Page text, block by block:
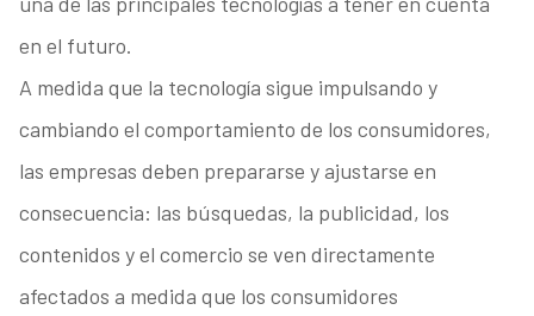
en el futuro.
A medida que la tecnología sigue impulsando y
cambiando el comportamiento de los consumidores,
las empresas deben prepararse y ajustarse en
consecuencia: las búsquedas, la publicidad, los
contenidos y el comercio se ven directamente
afectados a medida que los consumidores